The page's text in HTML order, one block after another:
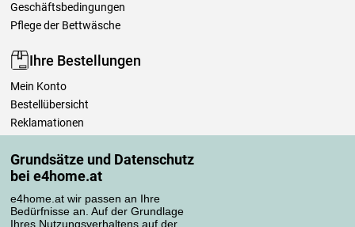
Grundsätze und Datenschutz
bei e4home.at
e4home.at wir passen an Ihre
Bedürfnisse an. Auf der Grundlage
Ihres Nutzungsverhaltens auf der
Geschäftsbedingungen
Pflege der Bettwäsche
Ihre Bestellungen
Mein Konto
Bestellübersicht
Reklamationen
Einfach mehr wissen
Richtlinien zur Verarbeitung von Bewertungen
Transportarten